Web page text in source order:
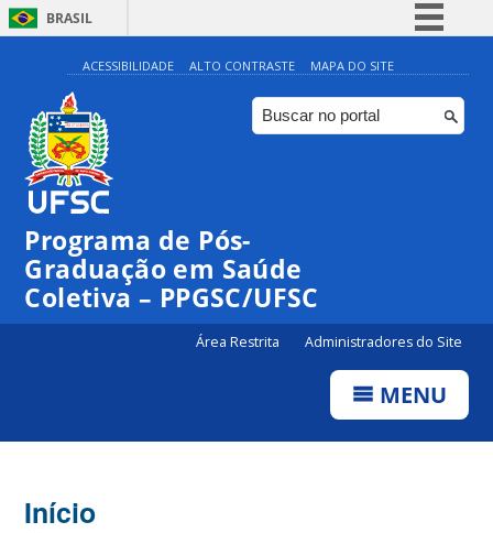
BRASIL
Simplifique!
Comunica BR
Participe
ACESSIBILIDADE ALTO CONTRASTE MAPA DO SITE
Programa de Pós-
Graduação em Saúde
Coletiva – PPGSC/UFSC
Área Restrita Administradores do Site
MENU
Início